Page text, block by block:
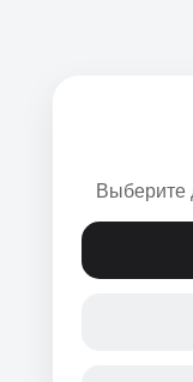
Выберите